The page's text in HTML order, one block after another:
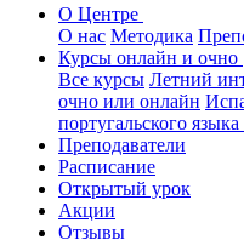
О Центре
О нас Методика
Курсы онлайн и очно
Все курсы Летний
очно или онлайн
португальского
Преподаватели
Расписание
Открытый урок
Акции
Отзывы